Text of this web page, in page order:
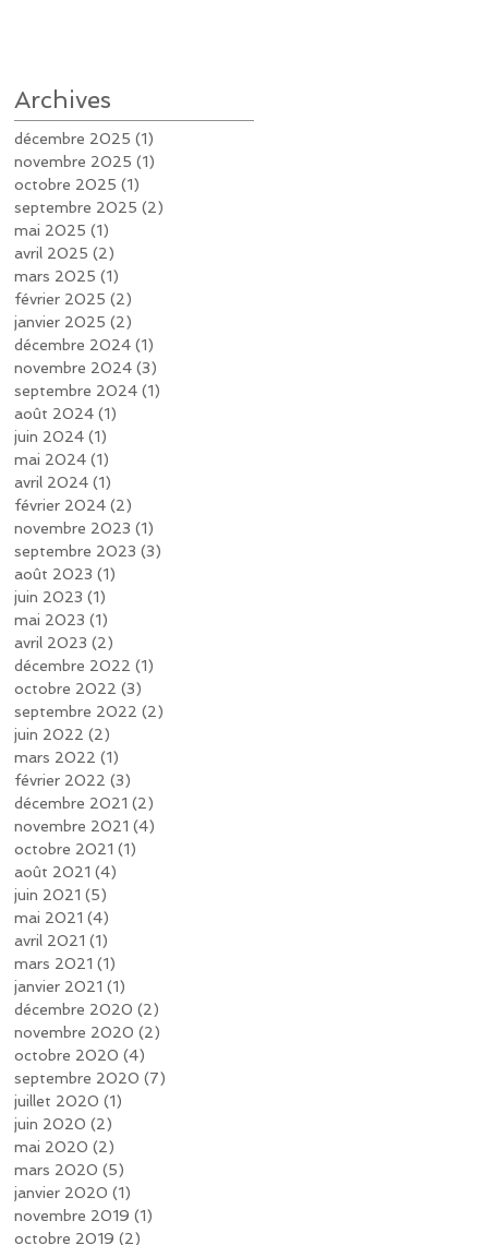
Archives
décembre 2025 (1)
novembre 2025 (1)
octobre 2025 (1)
septembre 2025 (2)
mai 2025 (1)
avril 2025 (2)
mars 2025 (1)
février 2025 (2)
janvier 2025 (2)
décembre 2024 (1)
novembre 2024 (3)
septembre 2024 (1)
août 2024 (1)
juin 2024 (1)
mai 2024 (1)
avril 2024 (1)
février 2024 (2)
novembre 2023 (1)
septembre 2023 (3)
août 2023 (1)
juin 2023 (1)
mai 2023 (1)
avril 2023 (2)
décembre 2022 (1)
octobre 2022 (3)
septembre 2022 (2)
juin 2022 (2)
mars 2022 (1)
février 2022 (3)
décembre 2021 (2)
novembre 2021 (4)
octobre 2021 (1)
août 2021 (4)
juin 2021 (5)
mai 2021 (4)
avril 2021 (1)
mars 2021 (1)
janvier 2021 (1)
décembre 2020 (2)
novembre 2020 (2)
octobre 2020 (4)
septembre 2020 (7)
juillet 2020 (1)
juin 2020 (2)
mai 2020 (2)
mars 2020 (5)
janvier 2020 (1)
novembre 2019 (1)
octobre 2019 (2)